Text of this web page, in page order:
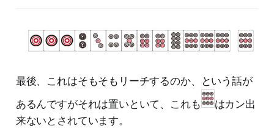
最後、これはそもそもリーチするのか、という話が
あるんですがそれは置いといて、これも
はカン出
来ないとされています。